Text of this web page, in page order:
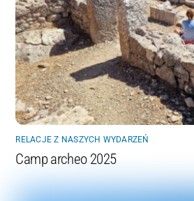
RELACJE Z NASZYCH WYDARZEŃ
Camp archeo 2025